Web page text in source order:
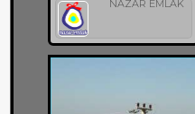
NAZAR EMLAK